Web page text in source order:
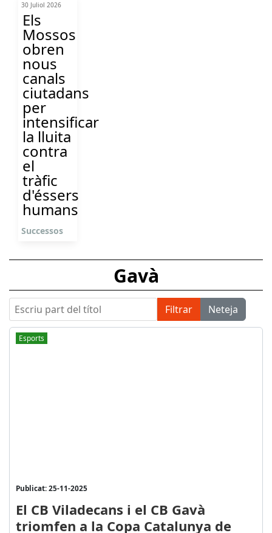
30 Juliol 2026
Els
Mossos
obren
nous
canals
ciutadans
per
intensificar
la lluita
contra
el
tràfic
d'éssers
humans
Successos
Gavà
Escriu part del títol Filtrar Neteja
Esports
Publicat: 25-11-2025
El CB Viladecans i el CB Gavà
triomfen a la Copa Catalunya de